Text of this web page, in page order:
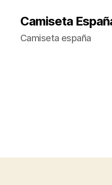
Camiseta
Camiseta españa